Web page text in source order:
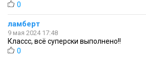
0
ламберт
9 мая 2024 17:48
Классс, всё суперски выполнено!!
0